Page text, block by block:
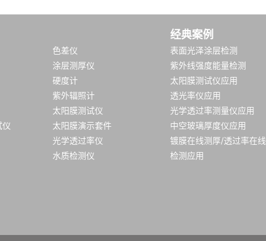
色差仪
涂层测厚仪
硬度计
紫外辐照计
太阳膜测试仪
仪
太阳膜演示套件
光学透过率仪
水质检测仪
经典案例
表面光泽涂层检测
紫外线强度能量检测
太阳膜测试仪应用
透光率仪应用
光学透过率测量仪应用
中空玻璃厚度仪应用
镀膜在线测厚/透过率在线
检测应用